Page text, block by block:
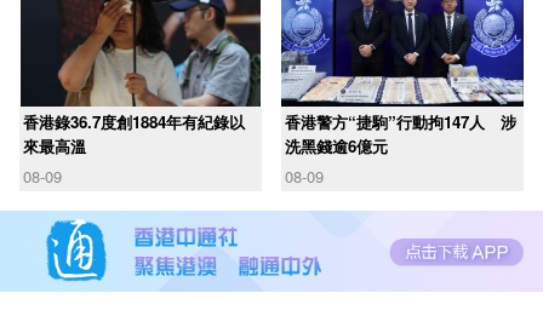
香港錄36.7度創1884年有紀錄以
來最高溫
08-09
香港警方“捷駒”行動拘147人 涉
洗黑錢逾6億元
08-09